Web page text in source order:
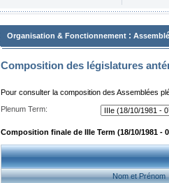
Organisation & Fonctionnement :
Composition des législatures
Pour consulter la composition des Assemblées
Plenum Term:
Composition finale de IIIe Term (18/10/1981 -
Nom et Prénom